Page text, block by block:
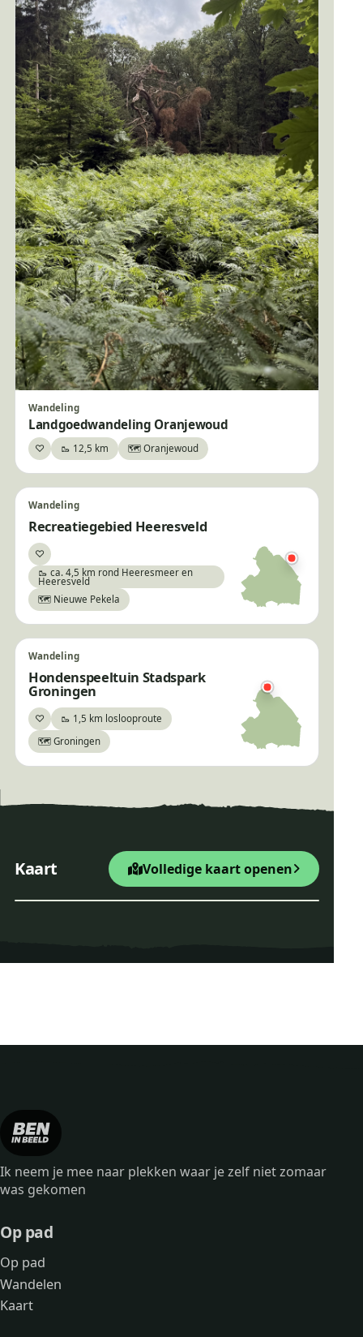
Wandeling
Landgoedwandeling Oranjewoud
♡Bewaar🥾 12,5 km 🗺️ Oranjewoud
Wandeling
Recreatiegebied Heeresveld
♡Bewaar
🥾 ca. 4,5 km rond Heeresmeer en
Heeresveld
🗺️ Nieuwe Pekela
Wandeling
Hondenspeeltuin Stadspark
Groningen
♡Bewaar🥾 1,5 km loslooproute
🗺️ Groningen
Kaart Volledige kaart openen
Startpunt Wandelroute
−
Ik neem je mee naar plekken waar je zelf niet zomaar
was gekomen
Op pad
Op pad
Wandelen
Kaart